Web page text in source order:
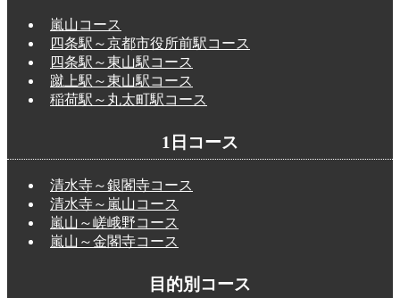
嵐山コース
四条駅～京都市役所前駅コース
四条駅～東山駅コース
蹴上駅～東山駅コース
稲荷駅～丸太町駅コース
1日コース
清水寺～銀閣寺コース
清水寺～嵐山コース
嵐山～嵯峨野コース
嵐山～金閣寺コース
目的別コース